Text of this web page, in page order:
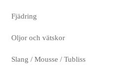
Fjädring
Oljor och vätskor
Slang / Mousse / Tubliss